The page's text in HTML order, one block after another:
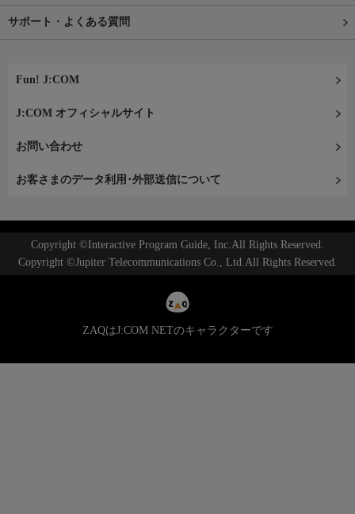
サポート・よくある質問
Fun! J:COM
J:COM オフィシャルサイト
お問い合わせ
お客さまのデータ利用･外部送信について
Copyright ©Interactive Program Guide, Inc.All Rights Reserved.
Copyright ©Jupiter Telecommunications Co., Ltd.All Rights Reserved.
ZAQはJ:COM NETのキャラクターです